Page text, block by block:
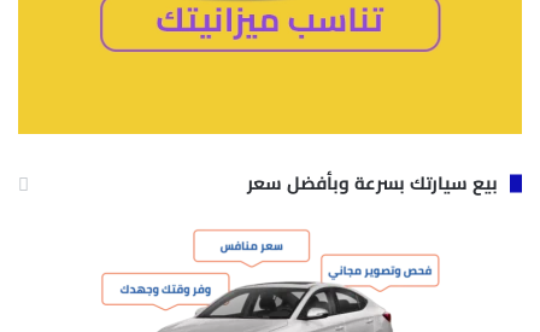
بيع سيارتك بسرعة وبأفضل سعر